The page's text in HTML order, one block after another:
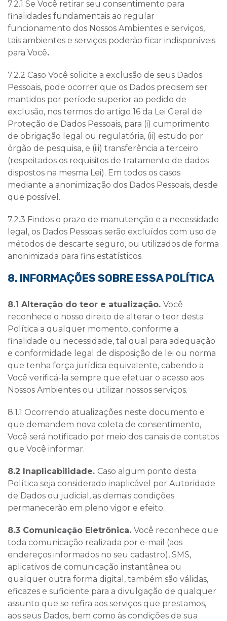
7.2.1 Se Você retirar seu consentimento para
finalidades fundamentais ao regular
funcionamento dos Nossos Ambientes e serviços,
tais ambientes e serviços poderão ficar indisponíveis
para Você.
7.2.2 Caso Você solicite a exclusão de seus Dados
Pessoais, pode ocorrer que os Dados precisem ser
mantidos por período superior ao pedido de
exclusão, nos termos do artigo 16 da Lei Geral de
Proteção de Dados Pessoais, para (i) cumprimento
de obrigação legal ou regulatória, (ii) estudo por
órgão de pesquisa, e (iii) transferência a terceiro
(respeitados os requisitos de tratamento de dados
dispostos na mesma Lei). Em todos os casos
mediante a anonimização dos Dados Pessoais, desde
que possível.
7.2.3 Findos o prazo de manutenção e a necessidade
legal, os Dados Pessoais serão excluídos com uso de
métodos de descarte seguro, ou utilizados de forma
anonimizada para fins estatísticos.
8. INFORMAÇÕES SOBRE ESSA POLÍTICA
8.1 Alteração do teor e atualização. Você
reconhece o nosso direito de alterar o teor desta
Política a qualquer momento, conforme a
finalidade ou necessidade, tal qual para adequação
e conformidade legal de disposição de lei ou norma
que tenha força jurídica equivalente, cabendo a
Você verificá-la sempre que efetuar o acesso aos
Nossos Ambientes ou utilizar nossos serviços.
8.1.1 Ocorrendo atualizações neste documento e
que demandem nova coleta de consentimento,
Você será notificado por meio dos canais de contatos
que Você informar.
8.2 Inaplicabilidade. Caso algum ponto desta
Política seja considerado inaplicável por Autoridade
de Dados ou judicial, as demais condições
permanecerão em pleno vigor e efeito.
8.3 Comunicação Eletrônica. Você reconhece que
toda comunicação realizada por e-mail (aos
endereços informados no seu cadastro), SMS,
aplicativos de comunicação instantânea ou
qualquer outra forma digital, também são válidas,
eficazes e suficiente para a divulgação de qualquer
assunto que se refira aos serviços que prestamos,
aos seus Dados, bem como às condições de sua